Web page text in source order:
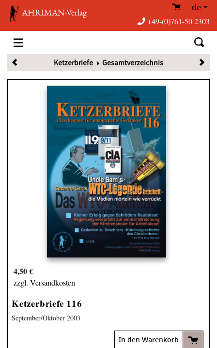
AHRIMAN-Verlag de
+49-(0)761-50 2303
Ketzerbriefe Gesamtverzeichnis
4,50 €
zzgl. Versandkosten
Ketzerbriefe 116
September/Oktober 2003
In den Warenkorb